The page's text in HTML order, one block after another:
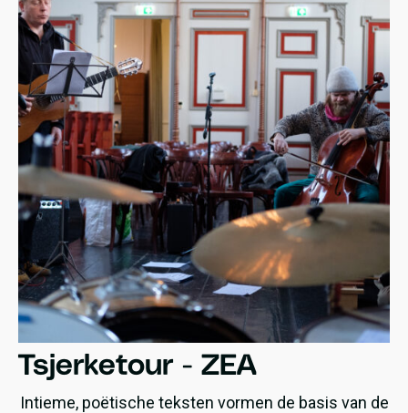
Tsjerketour - ZEA
Intieme, poëtische teksten vormen de basis van de